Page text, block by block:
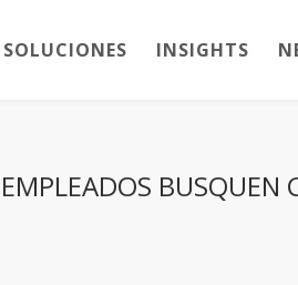
SOLUCIONES INSIGHTS